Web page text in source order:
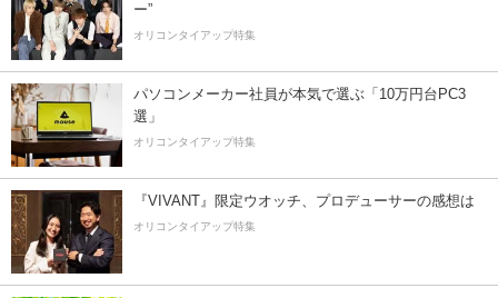
ー”
オリコンタイアップ特集
パソコンメーカー社員が本気で選ぶ「10万円台PC3
選」
オリコンタイアップ特集
『VIVANT』限定ウオッチ、プロデューサーの感想は
オリコンタイアップ特集